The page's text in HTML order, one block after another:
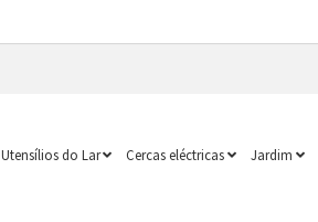
Utensílios do Lar Cercas eléctricas Jardim